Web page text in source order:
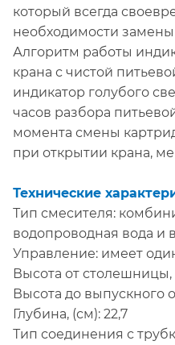
который всегда
необходимости
Алгоритм работы
крана с чистой
индикатор голубого
часов разбора
момента смены
при открытии крана,
Технические
Тип смесителя:
водопроводная вода и
Управление: имеет
Высота от столешницы,
Высота до выпускного
Глубина, (см): 22,7
Тип соединения с